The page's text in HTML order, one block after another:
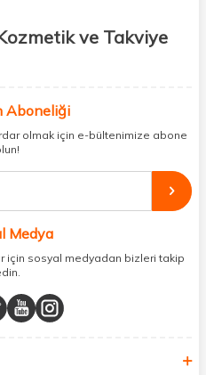
ve Takviye
ürünlerini sizlerle
dolaşmanıza gerek yok;
topluyor ve kapınıza kadar
güzelliğinizi tamamlayabilir,
takviye edici gıdalara
fiyat ve hızlı kargo avantajıyla
en iyi hale getiriyoruz.
her şey burada!
bize katılın!
Aboneliği
olmak için e-bültenimize abone
Medya
için sosyal medyadan bizleri takip